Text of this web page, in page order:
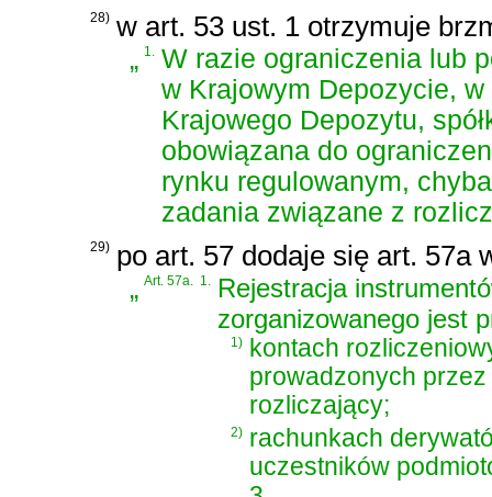
28) w art. 53 ust. 1 otrzymuje
„1. W razie ograniczenia lub
w Krajowym Depozycie,
Krajowego Depozytu,
obowiązana do
rynku regulowanym,
zadania związane z
29) po art. 57 dodaje się art. 57a
„Art. 57a. 1. Rejestracja
zorganizowanego jest
1)
kontach
prowadzonych przez
rozliczający;
2) rachunkach
uczestników